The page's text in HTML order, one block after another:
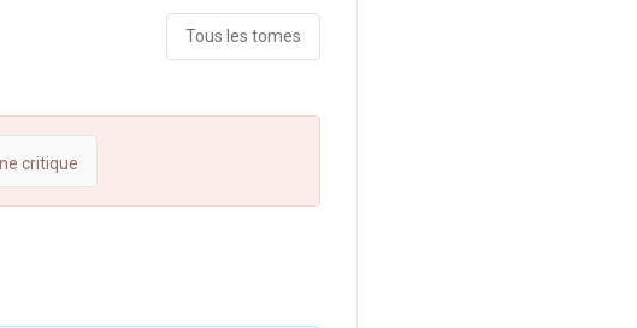
Tous les tomes
critique